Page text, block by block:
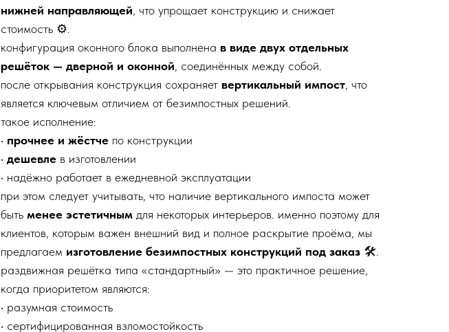
нижней направляющей, что упрощает конструкцию и снижает
стоимость ⚙️.
конфигурация оконного блока выполнена в виде двух отдельных
решёток — дверной и оконной, соединённых между собой.
после открывания конструкция сохраняет вертикальный импост, что
является ключевым отличием от безимпостных решений.
такое исполнение:
• прочнее и жёстче по конструкции
• дешевле в изготовлении
• надёжно работает в ежедневной эксплуатации
при этом следует учитывать, что наличие вертикального импоста может
быть менее эстетичным для некоторых интерьеров. именно поэтому для
клиентов, которым важен внешний вид и полное раскрытие проёма, мы
предлагаем изготовление безимпостных конструкций под заказ 🛠️.
раздвижная решётка типа «стандартный» — это практичное решение,
когда приоритетом являются:
• разумная стоимость
• сертифицированная взломостойкость